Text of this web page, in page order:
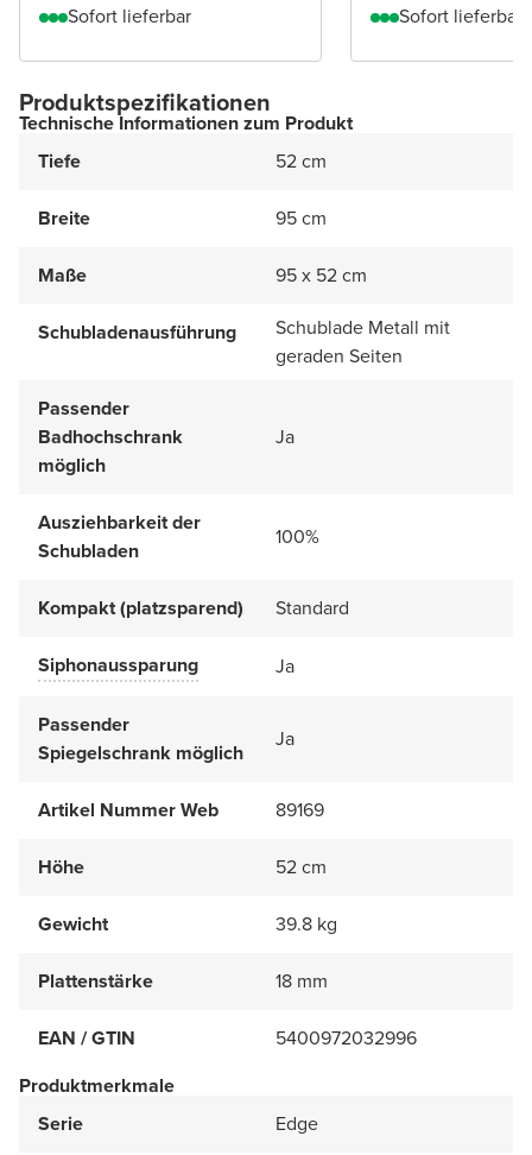
Sofort lieferbar Sofort lieferbar
Produktspezifikationen
Technische Informationen zum Produkt
Tiefe
52 cm
Breite 95 cm
Maße 95 x 52 cm
Schubladenausführung
Schublade Metall mit
geraden Seiten
Passender
Badhochschrank
möglich
Ja
Ausziehbarkeit der
Schubladen
100%
Kompakt (platzsparend) Standard
Siphonaussparung Ja
Passender
Spiegelschrank möglich
Ja
Artikel Nummer Web 89169
Höhe 52 cm
Gewicht 39.8 kg
Plattenstärke 18 mm
EAN / GTIN
5400972032996
Produktmerkmale
Serie
Edge